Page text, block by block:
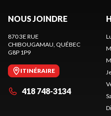
NOUS JOINDRE
870 3E RUE
CHIBOUGAMAU , QUÉBEC
G8P 1P9
ITINÉRAIRE
418 748-3134